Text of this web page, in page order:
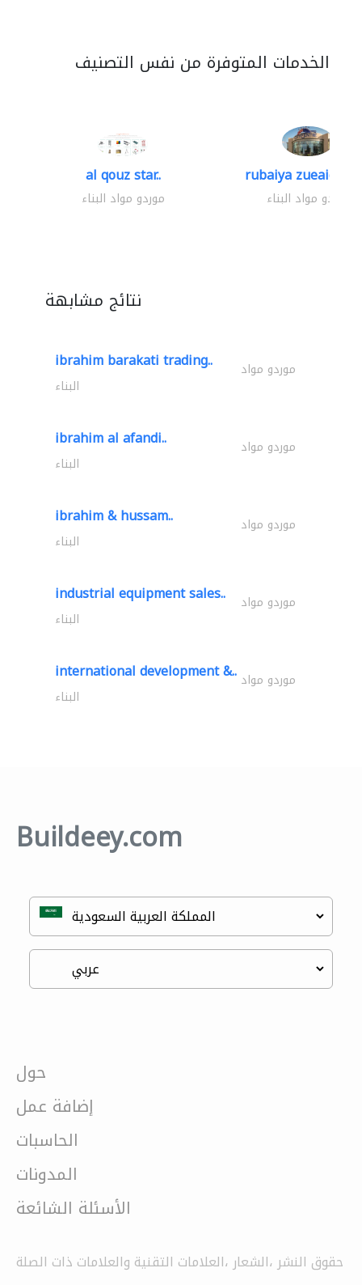
الخدمات المتوفرة من نفس التصنيف
al qouz star..
موردو مواد البناء
rubaiya zueaid
موردو مواد البناء
نتائج مشابهة
ibrahim barakati trading.. موردو مواد
البناء
ibrahim al afandi.. موردو مواد
البناء
ibrahim & hussam.. موردو مواد
البناء
industrial equipment sales.. موردو مواد
البناء
international development &.. موردو مواد
البناء
Buildeey.com
حول
إضافة عمل
الحاسبات
المدونات
الأسئلة الشائعة
حقوق النشر ،الشعار ،العلامات التقنية والعلامات ذات الصلة